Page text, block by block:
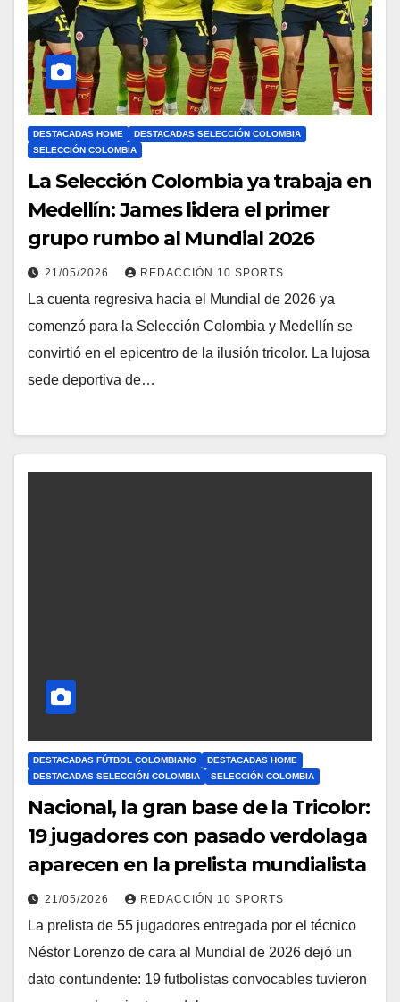
DESTACADAS HOME
DESTACADAS SELECCIÓN COLOMBIA
SELECCIÓN COLOMBIA
La Selección Colombia ya trabaja en
Medellín: James lidera el primer
grupo rumbo al Mundial 2026
21/05/2026 REDACCIÓN 10 SPORTS
La cuenta regresiva hacia el Mundial de 2026 ya
comenzó para la Selección Colombia y Medellín se
convirtió en el epicentro de la ilusión tricolor. La lujosa
sede deportiva de…
DESTACADAS FÚTBOL COLOMBIANO
DESTACADAS HOME
DESTACADAS SELECCIÓN COLOMBIA
SELECCIÓN COLOMBIA
Nacional, la gran base de la Tricolor:
19 jugadores con pasado verdolaga
aparecen en la prelista mundialista
21/05/2026 REDACCIÓN 10 SPORTS
La prelista de 55 jugadores entregada por el técnico
Néstor Lorenzo de cara al Mundial de 2026 dejó un
dato contundente: 19 futbolistas convocables tuvieron